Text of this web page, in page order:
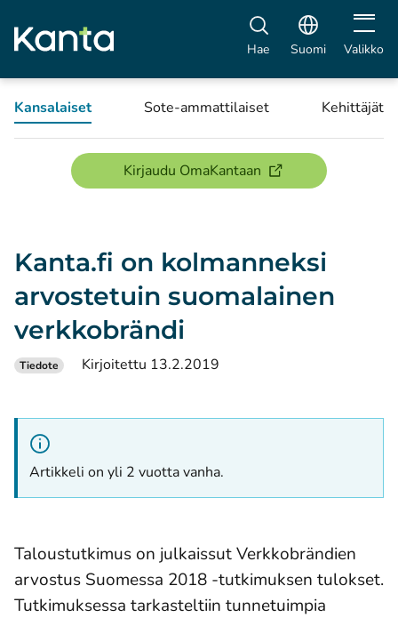
Hae Suomi Avaa
Valikko
Kansalaiset Sote-ammattilaiset Kehittäjät
Kirjaudu OmaKantaan(avautuu uuteen
Kanta.fi on kolmanneksi
arvostetuin suomalainen
verkkobrändi
Tiedote Kirjoitettu 13.2.2019
Artikkeli on yli 2 vuotta vanha.
Taloustutkimus on julkaissut Verkkobrändien
arvostus Suomessa 2018 -tutkimuksen tulokset.
Tutkimuksessa tarkasteltiin tunnetuimpia